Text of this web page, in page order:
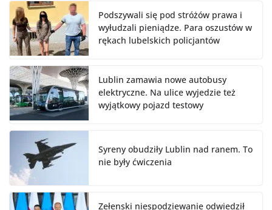
Podszywali się pod stróżów prawa i
wyłudzali pieniądze. Para oszustów w
rękach lubelskich policjantów
Lublin zamawia nowe autobusy
elektryczne. Na ulice wyjedzie też
wyjątkowy pojazd testowy
Syreny obudziły Lublin nad ranem. To
nie były ćwiczenia
Zełenski niespodziewanie odwiedził